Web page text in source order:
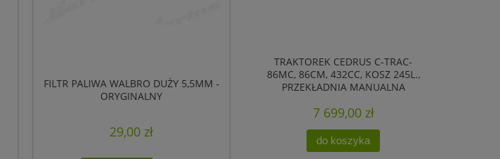
FILTR PALIWA WALBRO DUŻY 5,5MM -
ORYGINALNY
29,00 zł
TRAKTOREK CEDRUS C-TRAC-
86MC, 86CM, 432CC, KOSZ 245L.,
PRZEKŁADNIA MANUALNA
7 699,00 zł
do koszyka